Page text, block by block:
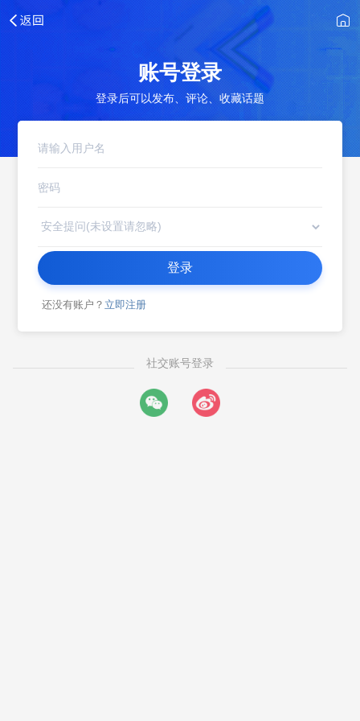
账号登录
登录后可以发布、评论、收藏话题
登录
还没有账户？ 立即注册
社交账号登录